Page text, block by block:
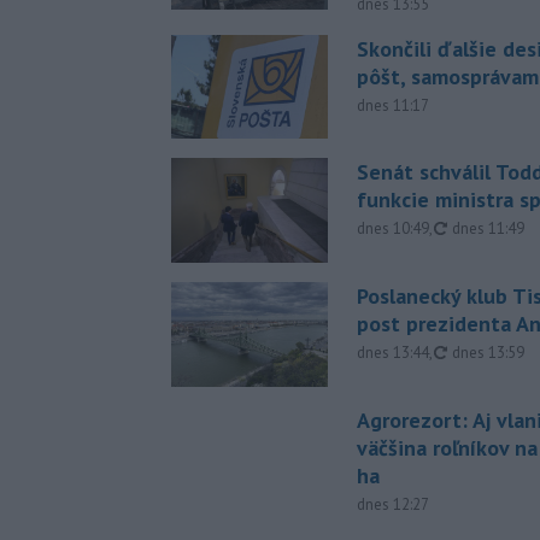
Skončili ďalšie
pôšt,
dnes 11:17
Senát schválil
funkcie ministra
dnes 10:49, aktualizované
dnes 11:49
Poslanecký klub
post prezidenta
dnes 13:44, aktualizované
dnes 13:59
Agrorezort: Aj
väčšina roľníkov
ha
dnes 12:27